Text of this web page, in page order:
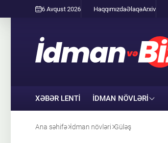
6 Avqust 2026 HaqqımızdaƏlaqəArxiv
XƏBƏR LENTİ İDMAN NÖVLƏRI
Ana səhifə İdman növləri Güləş